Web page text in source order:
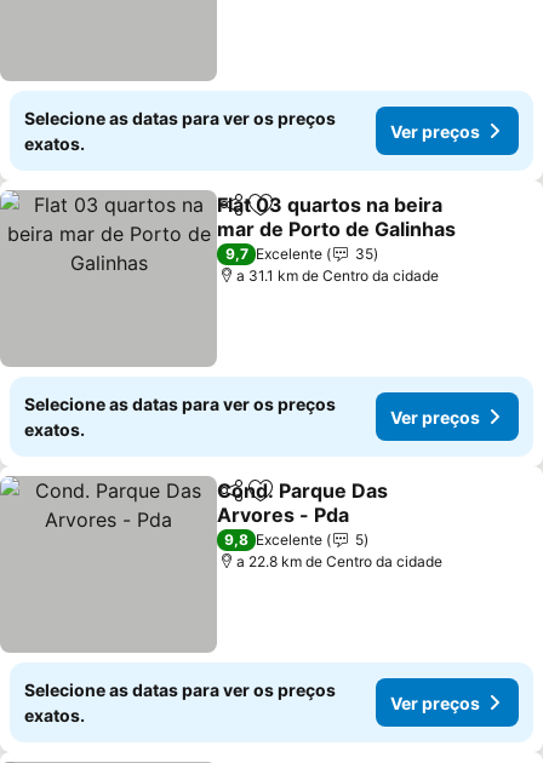
Selecione as datas para ver os preços
exatos.
Ver preços
PartilharAdicionar aos favoritos
Flat 03 quartos na beira
mar de Porto de Galinhas
Ver preços
9,7 Excelente
35
a 31.1 km de Centro da cidade
Selecione as datas para ver os preços
exatos.
Ver preços
PartilharAdicionar aos favoritos
Cond. Parque Das
Arvores - Pda
Ver preços
9,8 Excelente
5
a 22.8 km de Centro da cidade
Selecione as datas para ver os preços
exatos.
Ver preços